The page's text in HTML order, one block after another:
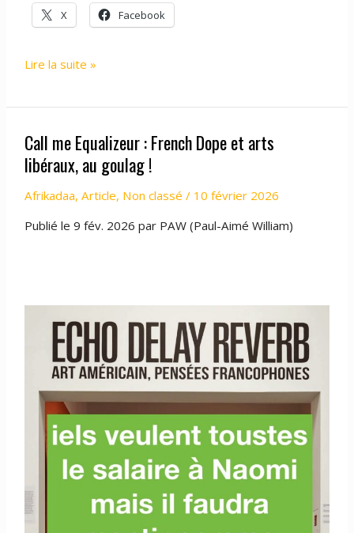
X Facebook
Biennale
Artists
Announced
for
‘In
Keys’
Kouoh
Lire la suite »
Call me Equalizeur : French Dope et arts
libéraux, au goulag !
Afrikadaa, Article, Non classé / 10 février 2026
Publié le 9 fév. 2026 par PAW (Paul-Aimé William)